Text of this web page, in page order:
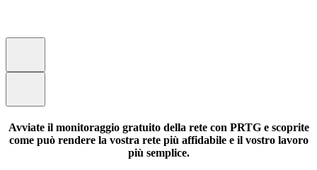
Avviate il monitoraggio gratuito della rete con PRTG e scoprite
come può rendere la vostra rete più affidabile e il vostro lavoro
più semplice.